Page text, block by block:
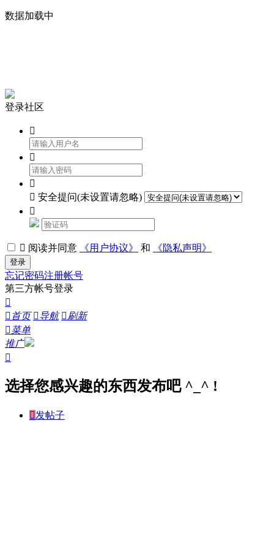
数据加载中
登录社区



 安全提问(未设置请忽略)

 阅读并同意 《用户协议》 和 《隐私声明》
登录
忘记密码注册帐号
第三方帐号登录

 首页 导航 刷新
菜单
推广

选择您感兴趣的东西发布吧 ^_^ !
发帖子